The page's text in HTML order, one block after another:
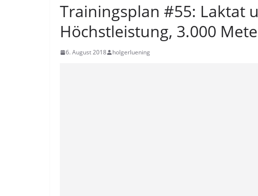
Trainingsplan #55: Laktat
Höchstleistung, 3.000
6. August 2018 holgerluening